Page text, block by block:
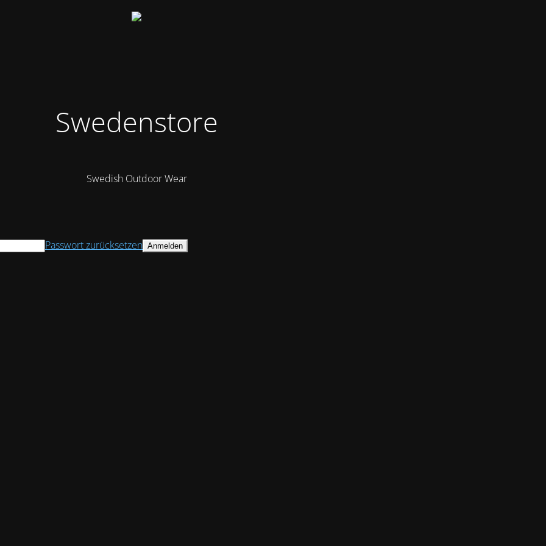
Swedenstore
Swedish Outdoor Wear
Passwort zurücksetzen